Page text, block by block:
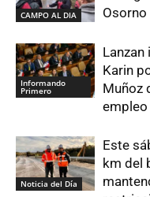
CAMPO AL DIA
Osorno
Informando
Primero
Lanzan
Karin
Muñoz
Noticia del Día
Este
km del